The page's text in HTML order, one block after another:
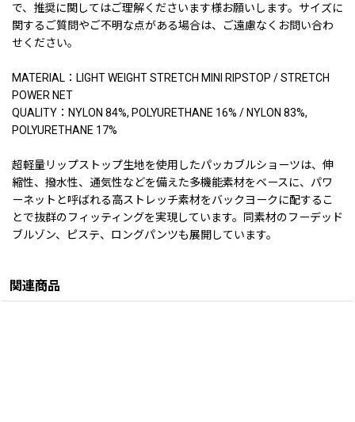
で、推奨に関してはご理解くださいます様お願いします。サイズに
関するご質問やご不明な点がある場合は、ご遠慮なくお問い合わ
せください。
MATERIAL：LIGHT WEIGHT STRETCH MINI RIPSTOP / STRETCH
POWER NET
QUALITY：NYLON 84%, POLYURETHANE 16% / NYLON 83%,
POLYURETHANE 17%
超軽量リップストップ生地を使用したパッカブルショーツは、伸
縮性、撥水性、通気性などを備えた多機能素材をベースに、パワ
ーネットと呼ばれる高ストレッチ素材をバックヨークに配するこ
とで抜群のフィッティングを実現しています。同素材のフーデッド
ブルゾン、ピステ、ロングパンツも展開しています。
関連商品